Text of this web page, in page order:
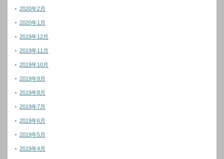
2020年2月
2020年1月
2019年12月
2019年11月
2019年10月
2019年9月
2019年8月
2019年7月
2019年6月
2019年5月
2019年4月